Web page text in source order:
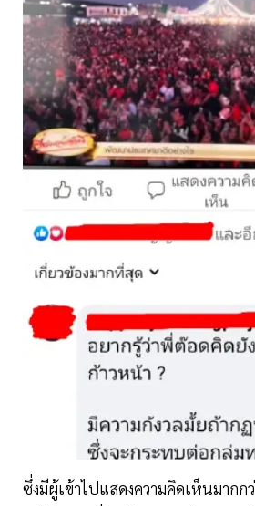
ซึ่งมีผู้เข้าไปแสดงความคิดเห็นมากก